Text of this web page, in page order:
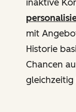
inaktive
mit
Historie
Chancen